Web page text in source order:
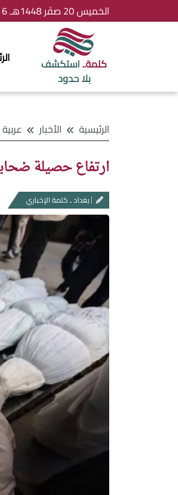
الخميس 20 صفَر 1448هـ 6 أغسطس 2026
كلمة..استكشف
بلا حدود
الرئيسية الأخبار عربية
ارتفاع حصيلة
بغداد ـ كلمة الإخباري